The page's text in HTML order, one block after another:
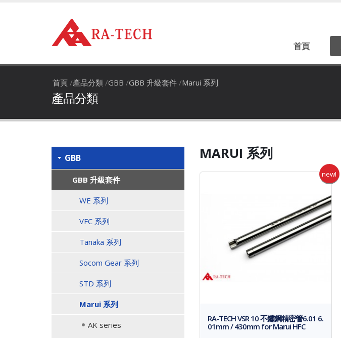
首頁
首頁 /產品分類 /GBB /GBB 升級套件 /Marui 系列
產品分類
GBB
GBB 升級套件
WE 系列
VFC 系列
Tanaka 系列
Socom Gear 系列
STD 系列
Marui 系列
AK series
MARUI 系列
new!
RA-TECH VSR 10 不鏽鋼精密管6.01 6.
01mm / 430mm for Marui HFC